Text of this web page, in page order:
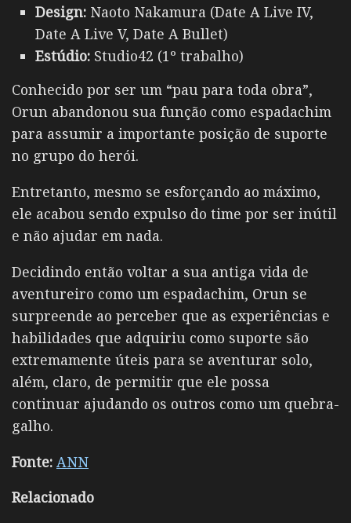
Design: Naoto Nakamura (Date A Live IV,
Date A Live V, Date A Bullet)
Estúdio: Studio42 (1º trabalho)
Conhecido por ser um “pau para toda obra”,
Orun abandonou sua função como espadachim
para assumir a importante posição de suporte
no grupo do herói.
Entretanto, mesmo se esforçando ao máximo,
ele acabou sendo expulso do time por ser inútil
e não ajudar em nada.
Decidindo então voltar a sua antiga vida de
aventureiro como um espadachim, Orun se
surpreende ao perceber que as experiências e
habilidades que adquiriu como suporte são
extremamente úteis para se aventurar solo,
além, claro, de permitir que ele possa
continuar ajudando os outros como um quebra-
galho.
Fonte: ANN
Relacionado